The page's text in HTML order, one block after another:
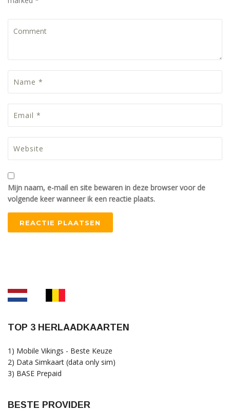
Mijn naam, e-mail en site bewaren in deze browser voor de
volgende keer wanneer ik een reactie plaats.
TOP 3 HERLAADKAARTEN
1) Mobile Vikings - Beste Keuze
2) Data Simkaart (data only sim)
3) BASE Prepaid
BESTE PROVIDER